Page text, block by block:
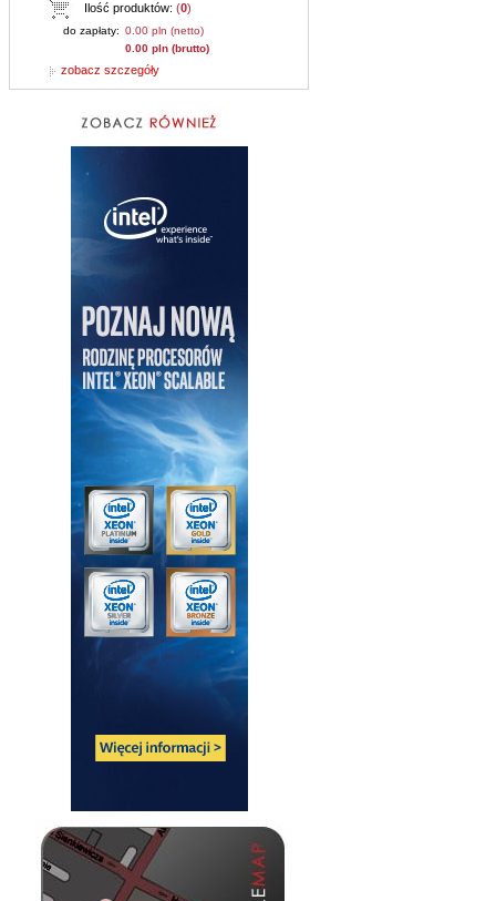
Ilość produktów: (0)
do zapłaty: 0.00 pln (netto)
0.00 pln (brutto)
zobacz szczegóły